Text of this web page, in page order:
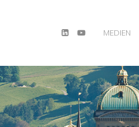
MEDIEN